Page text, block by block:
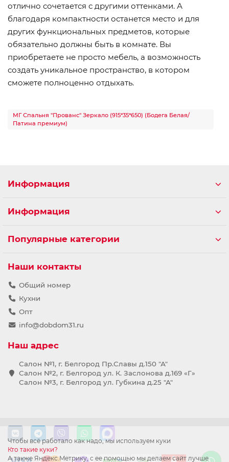
отлично сочетается с другими оттенками. А
благодаря компактности останется место и для
других функциональных предметов, которые
обязательно должны быть в комнате. Вы
приобретаете не просто мебель, а возможность
создать уникальное пространство, в котором
сможете полноценно отдыхать.
МГ Спальня "Прованс" Зеркало (915*35*650) (Бодега Белая/
Патина премиум)
Чтобы всё работало как надо, мы используем куки
Кто такие куки?
А также Яндекс.Метрику, с ее помощью мы делаем сайт лучше
Информация
Информация
Популярные категории
Наши контакты
Общий номер
Кухни
Опт
info@dobdom31.ru
Наш адрес
Салон №1, г. Белгород Пр.Славы д.150 "А"
Салон №2, г. Белгород ул. К. Заслонова д.169 «Г»
Салон №3, г. Белгород ул. Губкина д.25 "А"